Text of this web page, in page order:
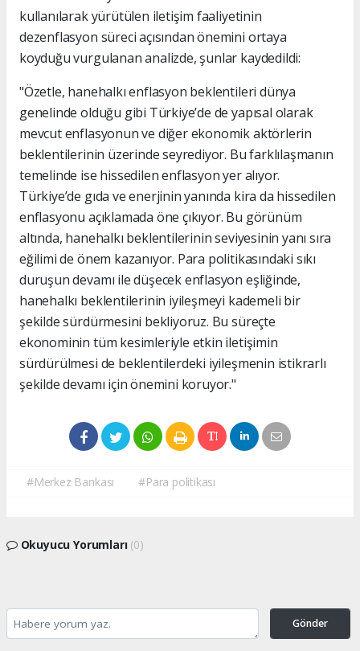
kullanılarak yürütülen iletişim faaliyetinin
dezenflasyon süreci açısından önemini ortaya
koyduğu vurgulanan analizde, şunlar kaydedildi:
"Özetle, hanehalkı enflasyon beklentileri dünya
genelinde olduğu gibi Türkiye’de de yapısal olarak
mevcut enflasyonun ve diğer ekonomik aktörlerin
beklentilerinin üzerinde seyrediyor. Bu farklılaşmanın
temelinde ise hissedilen enflasyon yer alıyor.
Türkiye’de gıda ve enerjinin yanında kira da hissedilen
enflasyonu açıklamada öne çıkıyor. Bu görünüm
altında, hanehalkı beklentilerinin seviyesinin yanı sıra
eğilimi de önem kazanıyor. Para politikasındaki sıkı
duruşun devamı ile düşecek enflasyon eşliğinde,
hanehalkı beklentilerinin iyileşmeyi kademeli bir
şekilde sürdürmesini bekliyoruz. Bu süreçte
ekonominin tüm kesimleriyle etkin iletişimin
sürdürülmesi de beklentilerdeki iyileşmenin istikrarlı
şekilde devamı için önemini koruyor."
#Merkez Bankası #Para politikası
Okuyucu Yorumları (0)
Gönder